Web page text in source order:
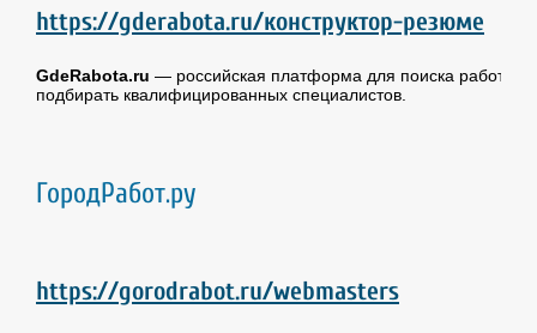
https://gderabota.ru/конструктор-резюме
GdeRabota.ru — российская платформа для поиска работы и
подбирать квалифицированных специалистов.
ГородРабот.ру
https://gorodrabot.ru/webmasters